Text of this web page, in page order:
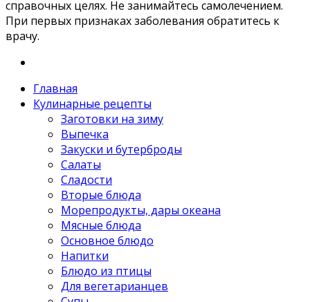
справочных целях. Не занимайтесь самолечением.
При первых признаках заболевания обратитесь к
врачу.
Главная
Кулинарные рецепты
Заготовки на зиму
Выпечка
Закуски и бутерброды
Салаты
Сладости
Вторые блюда
Морепродукты, дары океана
Мясные блюда
Основное блюдо
Напитки
Блюдо из птицы
Для вегетарианцев